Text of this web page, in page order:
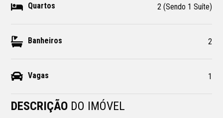
Quartos 2 (Sendo 1 Suíte)
Banheiros 2
Vagas 1
DESCRIÇÃO DO IMÓVEL